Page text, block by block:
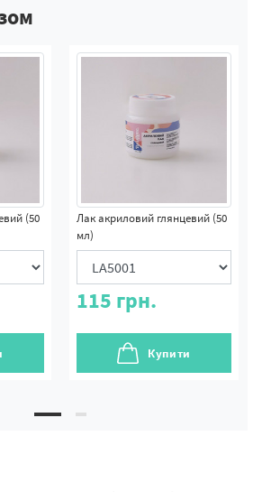
(50
Лак акриловий глянцевий (50
мл)
115 грн.
Купити